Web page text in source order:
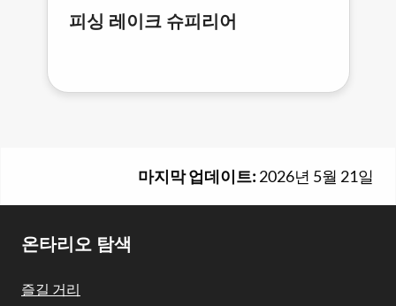
피싱 레이크 슈피리어
마지막 업데이트: 2026년 5월 21일
Footer
Navigation
온타리오 탐색
즐길 거리